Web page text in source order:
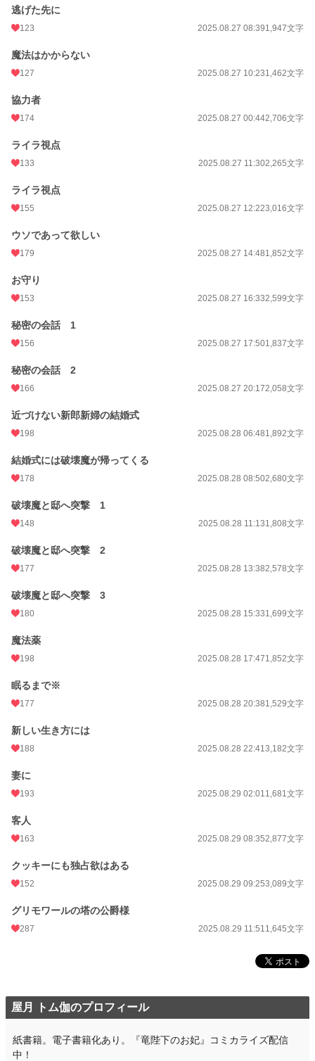
逃げた先に
123 2025.08.27 08:391,947文字
魔法はかからない
127 2025.08.27 10:231,462文字
協力者
174 2025.08.27 00:442,706文字
ライラ視点
133 2025.08.27 11:302,265文字
ライラ視点
155 2025.08.27 12:223,016文字
ウソであって欲しい
179 2025.08.27 14:481,852文字
お守り
153 2025.08.27 16:332,599文字
秘密の会話 1
156 2025.08.27 17:501,837文字
秘密の会話 2
166 2025.08.27 20:172,058文字
近づけない新郎新婦の結婚式
198 2025.08.28 06:481,892文字
結婚式には破壊魔が帰ってくる
178 2025.08.28 08:502,680文字
破壊魔と邸へ突撃 1
148 2025.08.28 11:131,808文字
破壊魔と邸へ突撃 2
177 2025.08.28 13:382,578文字
破壊魔と邸へ突撃 3
180 2025.08.28 15:331,699文字
魔法薬
198 2025.08.28 17:471,852文字
眠るまで※
177 2025.08.28 20:381,529文字
新しい生き方には
188 2025.08.28 22:413,182文字
妻に
193 2025.08.29 02:011,681文字
客人
163 2025.08.29 08:352,877文字
クッキーにも独占欲はある
152 2025.08.29 09:253,089文字
グリモワールの塔の公爵様
287 2025.08.29 11:511,645文字
屋月 トム伽のプロフィール
紙書籍。電子書籍化あり。『竜陛下のお妃』コミカライズ配信
中！